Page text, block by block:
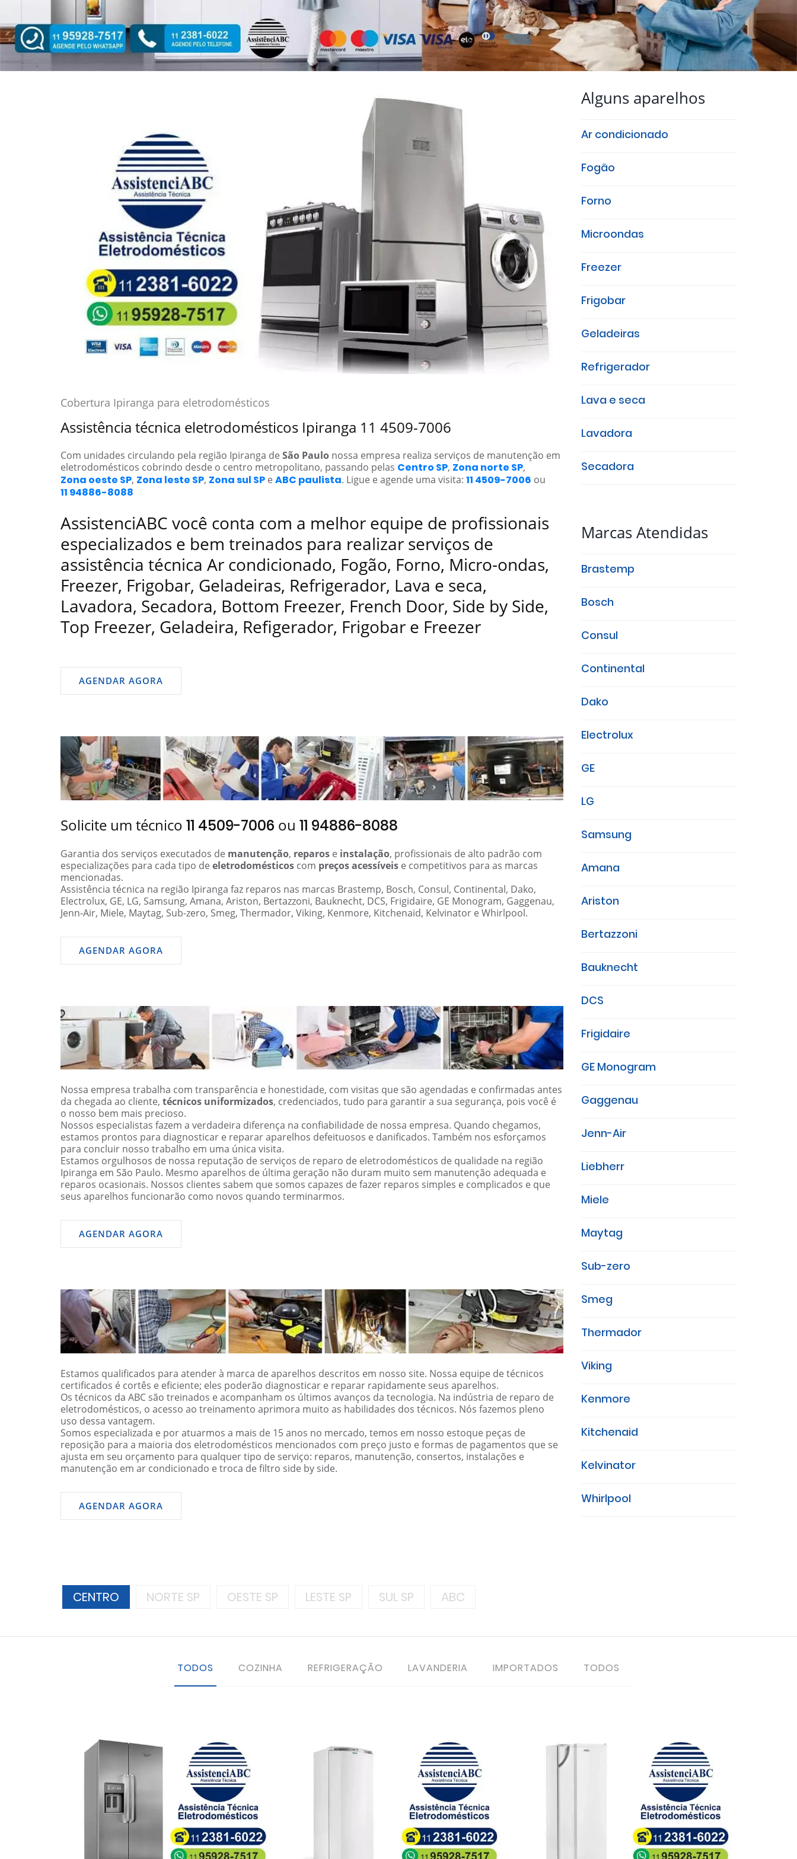
Cobertura Ipiranga para eletrodomésticos
Assistência técnica eletrodomésticos Ipiranga 11 4509-7006
Com unidades circulando pela região Ipiranga de São Paulo nossa empresa realiza serviços de manutenção em
eletrodomésticos cobrindo desde o centro metropolitano, passando pelas Centro SP, Zona norte SP,
Zona oeste SP, Zona leste SP, Zona sul SP e ABC paulista. Ligue e agende uma visita: 11 4509-7006 ou
11 94886-8088
AssistenciABC você conta com a melhor equipe de profissionais
especializados e bem treinados para realizar serviços de
assistência técnica Ar condicionado, Fogão, Forno, Micro-ondas,
Freezer, Frigobar, Geladeiras, Refrigerador, Lava e seca,
Lavadora, Secadora, Bottom Freezer, French Door, Side by Side,
Top Freezer, Geladeira, Refigerador, Frigobar e Freezer
AGENDAR AGORA
Solicite um técnico 11 4509-7006 ou 11 94886-8088
Garantia dos serviços executados de manutenção, reparos e instalação, profissionais de alto padrão com
especializações para cada tipo de eletrodomésticos com preços acessíveis e competitivos para as marcas
mencionadas.
Assistência técnica na região Ipiranga faz reparos nas marcas Brastemp, Bosch, Consul, Continental, Dako,
Electrolux, GE, LG, Samsung, Amana, Ariston, Bertazzoni, Bauknecht, DCS, Frigidaire, GE Monogram, Gaggenau,
Jenn-Air, Miele, Maytag, Sub-zero, Smeg, Thermador, Viking, Kenmore, Kitchenaid, Kelvinator e Whirlpool.
AGENDAR AGORA
Nossa empresa trabalha com transparência e honestidade, com visitas que são agendadas e confirmadas antes
da chegada ao cliente, técnicos uniformizados, credenciados, tudo para garantir a sua segurança, pois você é
o nosso bem mais precioso.
Nossos especialistas fazem a verdadeira diferença na confiabilidade de nossa empresa. Quando chegamos,
estamos prontos para diagnosticar e reparar aparelhos defeituosos e danificados. Também nos esforçamos
para concluir nosso trabalho em uma única visita.
Estamos orgulhosos de nossa reputação de serviços de reparo de eletrodomésticos de qualidade na região
Ipiranga em São Paulo. Mesmo aparelhos de última geração não duram muito sem manutenção adequada e
reparos ocasionais. Nossos clientes sabem que somos capazes de fazer reparos simples e complicados e que
seus aparelhos funcionarão como novos quando terminarmos.
AGENDAR AGORA
Estamos qualificados para atender à marca de aparelhos descritos em nosso site. Nossa equipe de técnicos
certificados é cortês e eficiente; eles poderão diagnosticar e reparar rapidamente seus aparelhos.
Os técnicos da ABC são treinados e acompanham os últimos avanços da tecnologia. Na indústria de reparo de
eletrodomésticos, o acesso ao treinamento aprimora muito as habilidades dos técnicos. Nós fazemos pleno
uso dessa vantagem.
Somos especializada e por atuarmos a mais de 15 anos no mercado, temos em nosso estoque peças de
reposição para a maioria dos eletrodomésticos mencionados com preço justo e formas de pagamentos que se
ajusta em seu orçamento para qualquer tipo de serviço: reparos, manutenção, consertos, instalações e
manutenção em ar condicionado e troca de filtro side by side.
AGENDAR AGORA
CENTRO NORTE SP OESTE SP LESTE SP SUL SP ABC
Alguns aparelhos
Ar condicionado
Fogão
Forno
Microondas
Freezer
Frigobar
Geladeiras
Refrigerador
Lava e seca
Lavadora
Secadora
Marcas Atendidas
Brastemp
Bosch
Consul
Continental
Dako
Electrolux
GE
LG
Samsung
Amana
Ariston
Bertazzoni
Bauknecht
DCS
Frigidaire
GE Monogram
Gaggenau
Jenn-Air
Liebherr
Miele
Maytag
Sub-zero
Smeg
Thermador
Viking
Kenmore
Kitchenaid
Kelvinator
Whirlpool
TODOS COZINHA REFRIGERAÇÃO LAVANDERIA IMPORTADOS TODOS